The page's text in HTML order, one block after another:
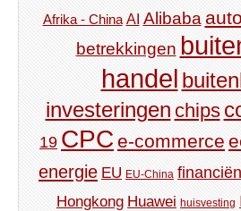
Afrika - China AI Alibaba
betrekkingen
handel
investeringen chips
19 CPC e-commerce
energie EU EU-China financiën
Hongkong Huawei huisvesting